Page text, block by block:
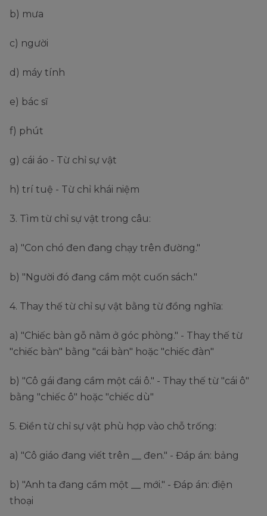
b) mưa
c) người
d) máy tính
e) bác sĩ
f) phút
g) cái áo - Từ chỉ sự vật
h) trí tuệ - Từ chỉ khái niệm
3. Tìm từ chỉ sự vật trong câu:
a) "Con chó đen đang chạy trên đường."
b) "Người đó đang cầm một cuốn sách."
4. Thay thế từ chỉ sự vật bằng từ đồng nghĩa:
a) "Chiếc bàn gỗ nằm ở góc phòng." - Thay thế từ
"chiếc bàn" bằng "cái bàn" hoặc "chiếc đàn"
b) "Cô gái đang cầm một cái ô." - Thay thế từ "cái ô"
bằng "chiếc ô" hoặc "chiếc dù"
5. Điền từ chỉ sự vật phù hợp vào chỗ trống:
a) "Cô giáo đang viết trên __ đen." - Đáp án: bảng
b) "Anh ta đang cầm một __ mới." - Đáp án: điện
thoại